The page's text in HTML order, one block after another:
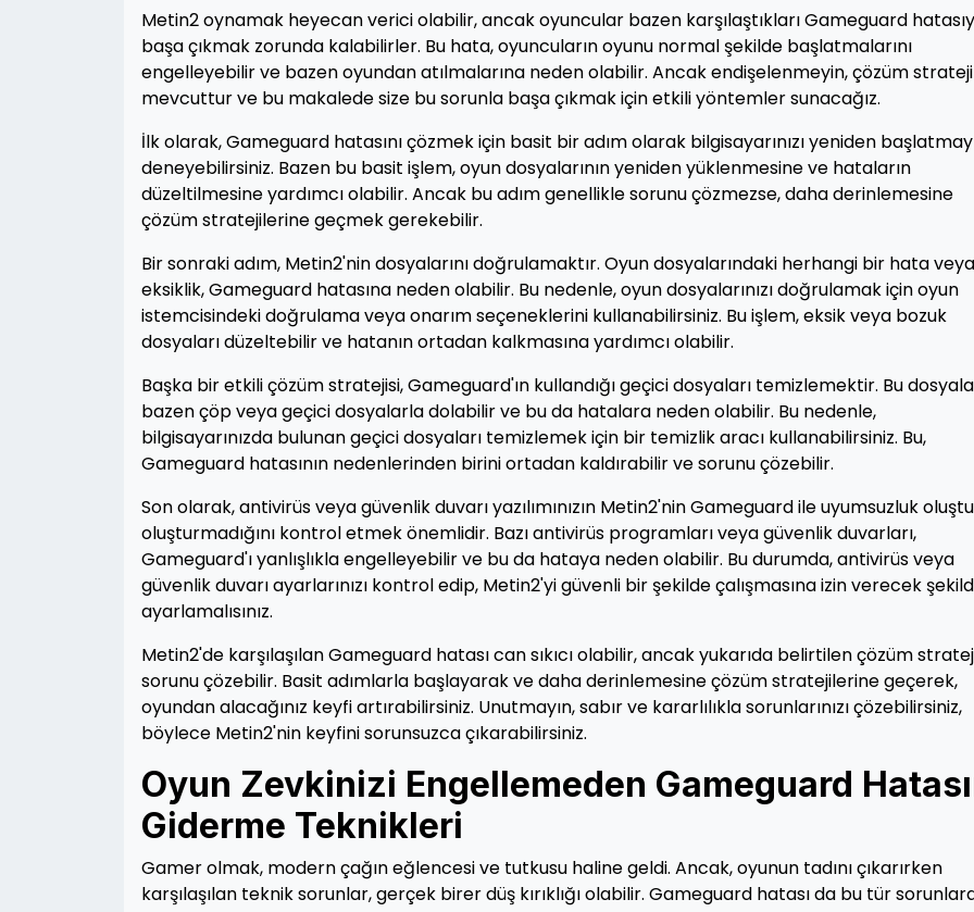
Metin2 oynamak heyecan verici olabilir, ancak oyuncular bazen karşılaştıkları Gameguard
başa çıkmak zorunda kalabilirler. Bu hata, oyuncuların oyunu normal şekilde başlatmalarını
engelleyebilir ve bazen oyundan atılmalarına neden olabilir. Ancak endişelenmeyin, çözüm
mevcuttur ve bu makalede size bu sorunla başa çıkmak için etkili yöntemler sunacağız.
İlk olarak, Gameguard hatasını çözmek için basit bir adım olarak bilgisayarınızı yeniden
deneyebilirsiniz. Bazen bu basit işlem, oyun dosyalarının yeniden yüklenmesine ve hataların
düzeltilmesine yardımcı olabilir. Ancak bu adım genellikle sorunu çözmezse, daha derinlemesine
çözüm stratejilerine geçmek gerekebilir.
Bir sonraki adım, Metin2'nin dosyalarını doğrulamaktır. Oyun dosyalarındaki herhangi bir hata veya
eksiklik, Gameguard hatasına neden olabilir. Bu nedenle, oyun dosyalarınızı doğrulamak için oyun
istemcisindeki doğrulama veya onarım seçeneklerini kullanabilirsiniz. Bu işlem, eksik veya bozuk
dosyaları düzeltebilir ve hatanın ortadan kalkmasına yardımcı olabilir.
Başka bir etkili çözüm stratejisi, Gameguard'ın kullandığı geçici dosyaları temizlemektir. Bu
bazen çöp veya geçici dosyalarla dolabilir ve bu da hatalara neden olabilir. Bu nedenle,
bilgisayarınızda bulunan geçici dosyaları temizlemek için bir temizlik aracı kullanabilirsiniz. Bu,
Gameguard hatasının nedenlerinden birini ortadan kaldırabilir ve sorunu çözebilir.
Son olarak, antivirüs veya güvenlik duvarı yazılımınızın Metin2'nin Gameguard ile uyumsuzluk
oluşturmadığını kontrol etmek önemlidir. Bazı antivirüs programları veya güvenlik duvarları,
Gameguard'ı yanlışlıkla engelleyebilir ve bu da hataya neden olabilir. Bu durumda, antivirüs veya
güvenlik duvarı ayarlarınızı kontrol edip, Metin2'yi güvenli bir şekilde çalışmasına izin verecek
ayarlamalısınız.
Metin2'de karşılaşılan Gameguard hatası can sıkıcı olabilir, ancak yukarıda belirtilen çözüm
sorunu çözebilir. Basit adımlarla başlayarak ve daha derinlemesine çözüm stratejilerine geçerek,
oyundan alacağınız keyfi artırabilirsiniz. Unutmayın, sabır ve kararlılıkla sorunlarınızı çözebilirsiniz,
böylece Metin2'nin keyfini sorunsuzca çıkarabilirsiniz.
Oyun Zevkinizi Engellemeden Gameguard
Giderme Teknikleri
Gamer olmak, modern çağın eğlencesi ve tutkusu haline geldi. Ancak, oyunun tadını çıkarırken
karşılaşılan teknik sorunlar, gerçek birer düş kırıklığı olabilir. Gameguard hatası da bu tür